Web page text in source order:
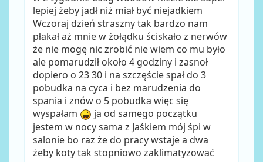
lepiej żeby jadł niż miał być niejadkiem
Wczoraj dzień straszny tak bardzo nam
płakał aż mnie w żołądku ściskało z nerwów
że nie mogę nic zrobić nie wiem co mu było
ale pomarudził około 4 godziny i zasnoł
dopiero o 23 30 i na szczęście spał do 3
pobudka na cyca i bez marudzenia do
spania i znów o 5 pobudka więc się
wyspałam
ja od samego początku
jestem w nocy sama z Jaśkiem mój śpi w
salonie bo raz że do pracy wstaje a dwa
żeby koty tak stopniowo zaklimatyzować